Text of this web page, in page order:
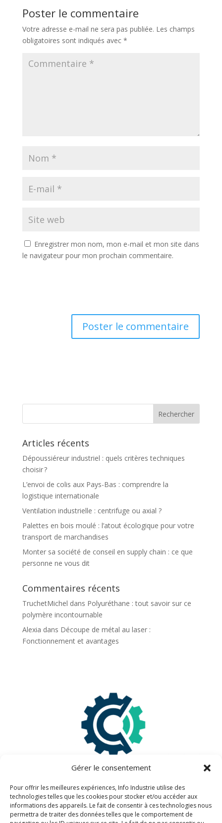
Gérer le consentement
Pour offrir les meilleures expériences, Info Industrie utilise des
technologies telles que les cookies pour stocker et/ou accéder aux
informations des appareils. Le fait de consentir à ces technologies nous
permettra de traiter des données telles que le comportement de
Poster le commentaire
Votre adresse e-mail ne sera pas publiée. Les champs
obligatoires sont indiqués avec *
Enregistrer mon nom, mon e-mail et mon site dans
le navigateur pour mon prochain commentaire.
Articles récents
Dépoussiéreur industriel : quels critères techniques
choisir ?
L’envoi de colis aux Pays-Bas : comprendre la
logistique internationale
Ventilation industrielle : centrifuge ou axial ?
Palettes en bois moulé : l’atout écologique pour votre
transport de marchandises
Monter sa société de conseil en supply chain : ce que
personne ne vous dit
Commentaires récents
TruchetMichel dans Polyuréthane : tout savoir sur ce
polymère incontournable
Alexia dans Découpe de métal au laser :
Fonctionnement et avantages
Information légales